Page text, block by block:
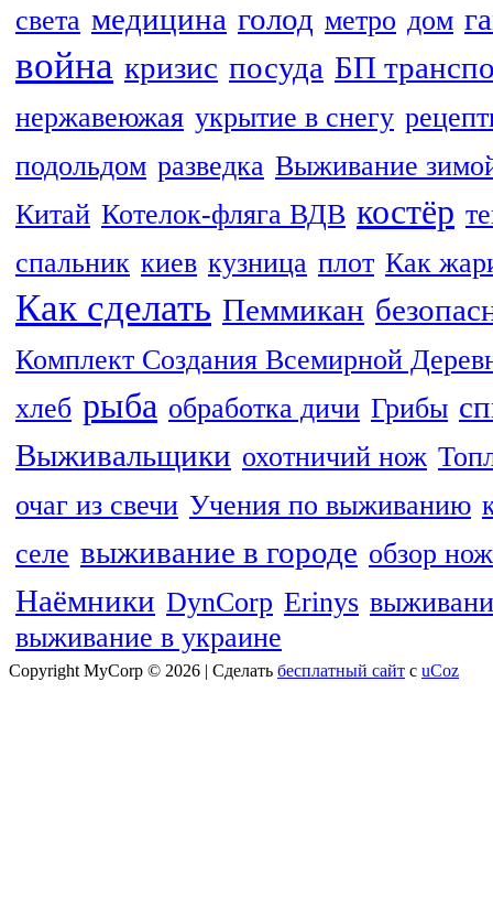
света медицина голод метро дом
война кризис посуда БП
нержавеюжая укрытие в снегу
подольдом разведка Выживание
Китай Котелок-фляга ВДВ костёр
спальник киев кузница плот Как
Как сделать Пеммикан
Комплект Создания Всемирной
хлеб рыба обработка дичи Грибы
Выживальщики охотничий нож
очаг из свечи Учения по выживанию
селе выживание в городе обзор
Наёмники DynCorp Erinys
выживание в украине
Copyright MyCorp © 2026 | Сделать бесплатный сайт с uCoz